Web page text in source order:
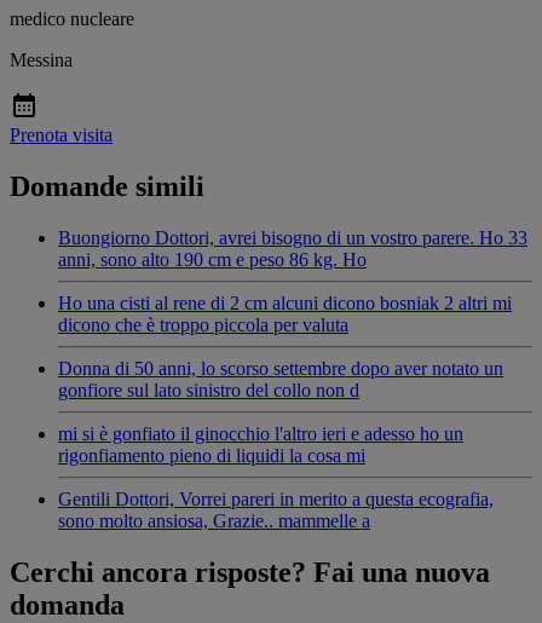
medico nucleare
Messina
Prenota visita
Domande simili
Buongiorno Dottori, avrei bisogno di un vostro parere. Ho 33
anni, sono alto 190 cm e peso 86 kg. Ho
Ho una cisti al rene di 2 cm alcuni dicono bosniak 2 altri mi
dicono che è troppo piccola per valuta
Donna di 50 anni, lo scorso settembre dopo aver notato un
gonfiore sul lato sinistro del collo non d
mi si è gonfiato il ginocchio l'altro ieri e adesso ho un
rigonfiamento pieno di liquidi la cosa mi
Gentili Dottori, Vorrei pareri in merito a questa ecografia,
sono molto ansiosa, Grazie.. mammelle a
Cerchi ancora risposte? Fai una nuova
domanda